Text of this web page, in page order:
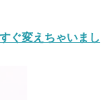
ぐ変えちゃいまし